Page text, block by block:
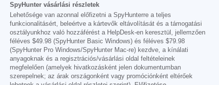
SpyHunter vásárlási részletek
Lehetősége van azonnal előfizetni a SpyHunterre a teljes
funkcionalitásért, beleértve a kártevők eltávolítását és a támogatási
osztályunkhoz való hozzáférést a HelpDesk-en keresztül, jellemzően
féléves $49.98 (SpyHunter Basic Windows) és féléves $79.98
(SpyHunter Pro Windows/SpyHunter Mac-re) kezdve, a kínálati
anyagoknak és a regisztrációs/vásárlási oldal feltételeinek
megfelelően (amelyek hivatkozásként jelen dokumentumban
szerepelnek; az árak országonként vagy promóciónként eltérőek